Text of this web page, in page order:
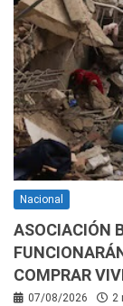
Nacional
ASOCIACIÓN
COMPRAR
07/08/2026 2